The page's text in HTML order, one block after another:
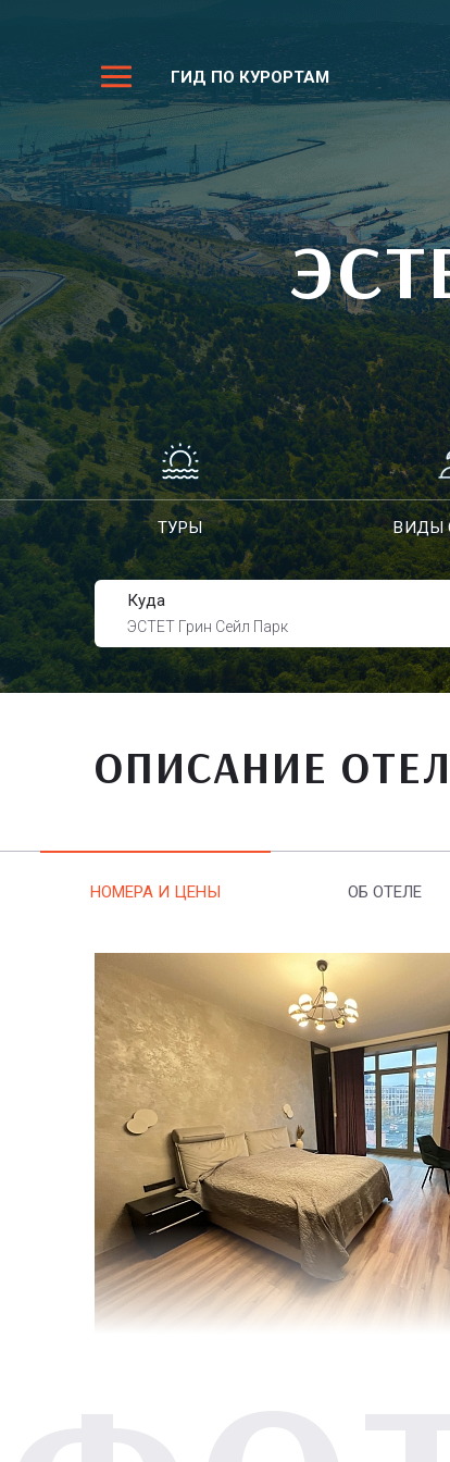
ГИД ПО КУРОРТАМ
ТУРЫ ВИДЫ
Куда
ЭСТЕТ Грин Сейл Парк
ОПИСАНИЕ
НОМЕРА И ЦЕНЫ ОБ ОТЕЛЕ